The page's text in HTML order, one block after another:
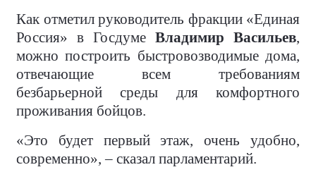
Как отметил руководитель фракции «Единая
Россия» в Госдуме Владимир Васильев,
можно построить быстровозводимые дома,
отвечающие всем требованиям
безбарьерной среды для комфортного
проживания бойцов.
«Это будет первый этаж, очень удобно,
современно», – сказал парламентарий.